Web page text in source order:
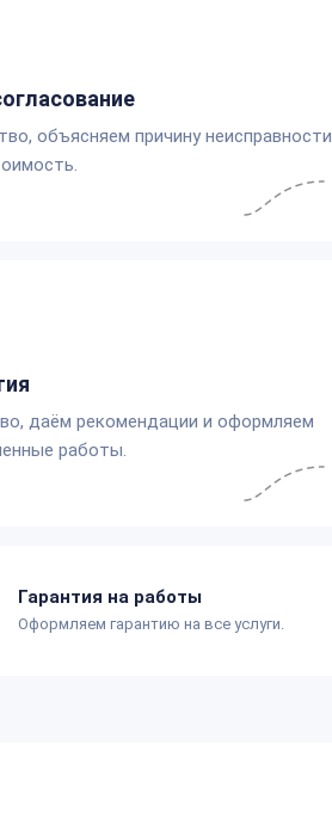
объясняем причину неисправности
даём рекомендации и оформляем
работы.
Гарантия на работы
Оформляем гарантию на все услуги.